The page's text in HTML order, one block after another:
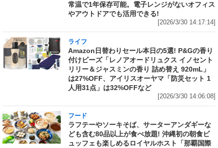
常温で1年保存可能。電子レンジがないオフィス
やアウトドアでも活用できる!
[2026/3/30 14:17:14]
ライフ
Amazon日替わりセール本日の5選! P&Gの香り
付けビーズ「レノアオードリュクス イノセント
リリー＆ジャスミンの香り 詰め替え 920mL」
は27%OFF、アイリスオーヤマ「防災セット 1
人用31点」は32%OFFなど
[2026/3/30 14:06:08]
フード
ラフテーやソーキそば、サーターアンダギーな
ども含む80品以上が食べ放題! 沖縄初の朝食ビ
ュッフェも楽しめるロイヤルホスト「那覇国際